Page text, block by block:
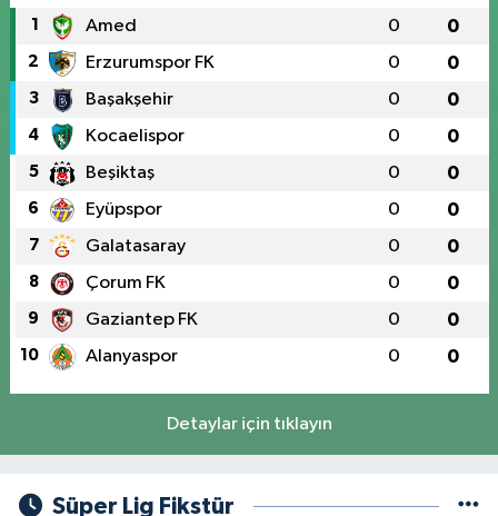
1 Amed 0 0
2 Erzurumspor FK 0 0
3 Başakşehir 0 0
4 Kocaelispor 0 0
5 Beşiktaş 0 0
6 Eyüpspor 0 0
7 Galatasaray 0 0
8 Çorum FK 0 0
9 Gaziantep FK 0 0
10 Alanyaspor 0 0
Detaylar için tıklayın
Süper Lig Fikstür